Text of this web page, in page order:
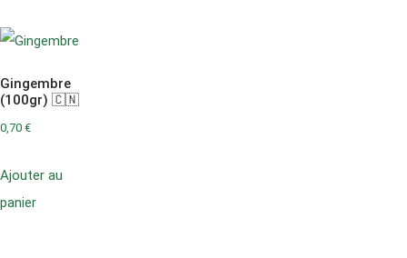
Gingembre
(100gr) 🇨🇳
0,70 €
Ajouter au
panier